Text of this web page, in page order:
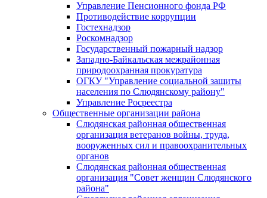
Управление Пенсионного фонда РФ
Противодействие коррупции
Гостехнадзор
Роскомнадзор
Государственный пожарный надзор
Западно-Байкальская межрайонная
природоохранная прокуратура
ОГКУ "Управление социальной защиты
населения по Слюдянскому району"
Управление Росреестра
Общественные организации района
Слюдянская районная общественная
организация ветеранов войны, труда,
вооруженных сил и правоохранительных
органов
Слюдянская районная общественная
организация "Совет женщин Слюдянского
района"